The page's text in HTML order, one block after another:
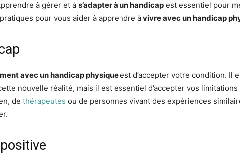
à gérer et à s’adapter à un handicap est essentiel pour
pour vous aider à apprendre àvivre avec un handicap
avec un handicap physiqueest d’accepter votre condition. Il
nouvelle réalité, mais il est essentiel d’accepter vos
de thérapeutes ou de personnes vivant des expériences